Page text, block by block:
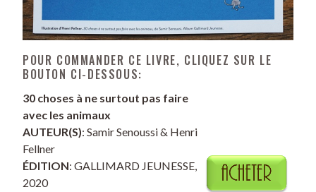
POUR COMMANDER CE LIVRE, CLIQUEZ SUR LE
BOUTON CI-DESSOUS:
30 choses à ne surtout pas faire
avec les animaux
AUTEUR(S): Samir Senoussi & Henri
Fellner
ÉDITION: GALLIMARD JEUNESSE,
2020